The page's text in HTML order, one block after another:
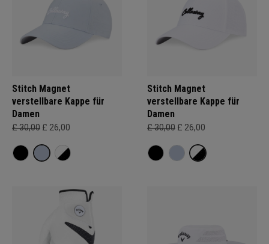
Stitch Magnet
verstellbare Kappe für
Damen
£ 30,00 £ 26,00
Stitch Magnet
verstellbare Kappe für
Damen
£ 30,00 £ 26,00